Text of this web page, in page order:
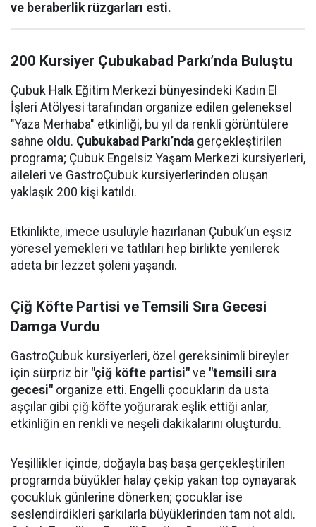
ve beraberlik rüzgarları esti.
200 Kursiyer Çubukabad Parkı’nda Buluştu
Çubuk Halk Eğitim Merkezi bünyesindeki Kadın El
İşleri Atölyesi tarafından organize edilen geleneksel
"Yaza Merhaba" etkinliği, bu yıl da renkli görüntülere
sahne oldu. Çubukabad Parkı’nda gerçekleştirilen
programa; Çubuk Engelsiz Yaşam Merkezi kursiyerleri,
aileleri ve GastroÇubuk kursiyerlerinden oluşan
yaklaşık 200 kişi katıldı.
Etkinlikte, imece usulüyle hazırlanan Çubuk’un eşsiz
yöresel yemekleri ve tatlıları hep birlikte yenilerek
adeta bir lezzet şöleni yaşandı.
Çiğ Köfte Partisi ve Temsili Sıra Gecesi
Damga Vurdu
GastroÇubuk kursiyerleri, özel gereksinimli bireyler
için sürpriz bir "çiğ köfte partisi" ve "temsili sıra
gecesi" organize etti. Engelli çocukların da usta
aşçılar gibi çiğ köfte yoğurarak eşlik ettiği anlar,
etkinliğin en renkli ve neşeli dakikalarını oluşturdu.
Yeşillikler içinde, doğayla baş başa gerçekleştirilen
programda büyükler halay çekip yakan top oynayarak
çocukluk günlerine dönerken; çocuklar ise
seslendirdikleri şarkılarla büyüklerinden tam not aldı.